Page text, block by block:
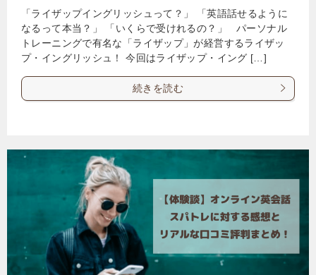
「ライザップイングリッシュって？」 「英語話せるように
なるって本当？」 「いくらで受けれるの？」 パーソナル
トレーニングで有名な「ライザップ」が経営するライザッ
プ・イングリッシュ！ 今回はライザップ・イング […]
続きを読む